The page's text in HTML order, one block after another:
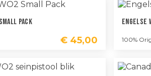
Pack
€ 45,00
Engelse
100%